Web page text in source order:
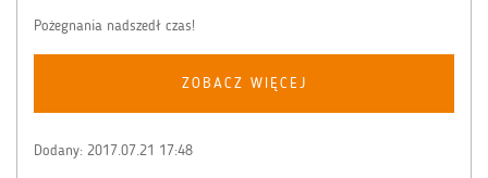
Pożegnania nadszedł czas!
ZOBACZ WIĘCEJ
Dodany: 2017.07.21 17:48